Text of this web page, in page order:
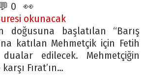
💬 0 👀
okunacak
doğusuna başlatılan “Barış
katılan Mehmetçik için Fetih
edilecek. Mehmetçiğin
Fırat’ın…